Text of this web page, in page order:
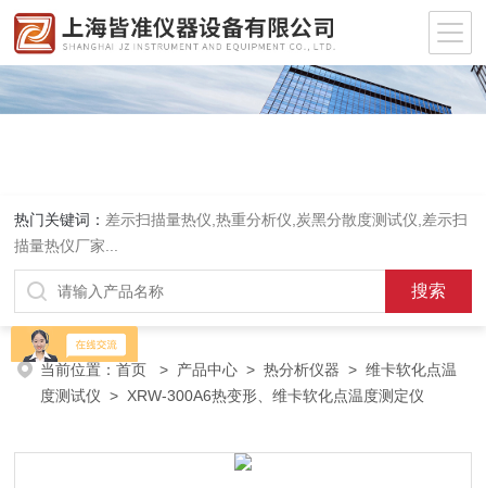
热门关键词： 差示扫描量热仪 ,热重分析仪 炭黑分散度测试仪 差示扫
描量热仪厂家
当前位置：首页 > 产品中心 >热分析仪器 >维卡软化点温
度测试仪 > XRW-300A6热变形、维卡软化点温度测定仪